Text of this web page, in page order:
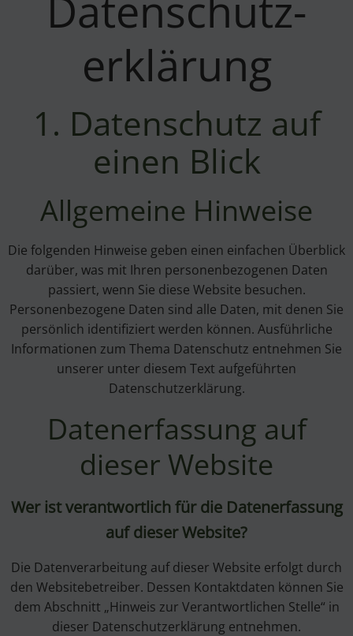
erklärung
1. Datenschutz auf
einen Blick
Allgemeine Hinweise
Die folgenden Hinweise geben einen einfachen Überblick
darüber, was mit Ihren personenbezogenen Daten
passiert, wenn Sie diese Website besuchen.
Personenbezogene Daten sind alle Daten, mit denen Sie
persönlich identifiziert werden können. Ausführliche
Informationen zum Thema Datenschutz entnehmen Sie
unserer unter diesem Text aufgeführten
Datenschutzerklärung.
Datenerfassung auf
dieser Website
Wer ist verantwortlich für die Datenerfassung
auf dieser Website?
Die Datenverarbeitung auf dieser Website erfolgt durch
den Websitebetreiber. Dessen Kontaktdaten können Sie
dem Abschnitt „Hinweis zur Verantwortlichen Stelle“ in
dieser Datenschutzerklärung entnehmen.